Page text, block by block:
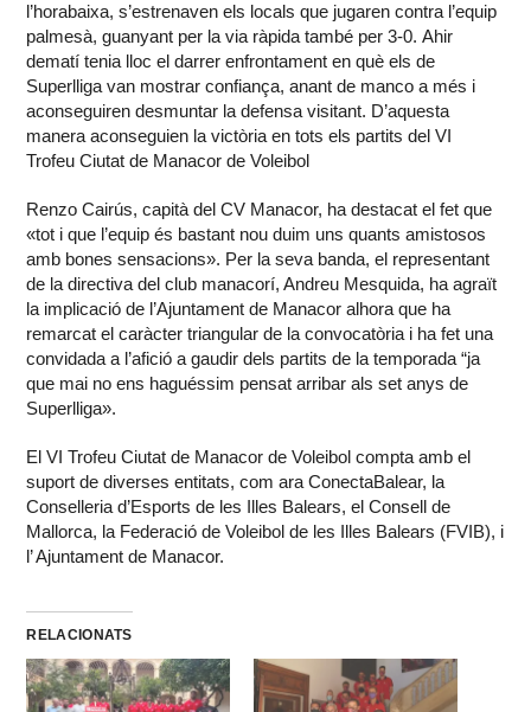
l’horabaixa, s’estrenaven els locals que jugaren contra l’equip
palmesà, guanyant per la via ràpida també per 3-0. Ahir
dematí tenia lloc el darrer enfrontament en què els de
Superlliga van mostrar confiança, anant de manco a més i
aconseguiren desmuntar la defensa visitant. D’aquesta
manera aconseguien la victòria en tots els partits del VI
Trofeu Ciutat de Manacor de Voleibol
Renzo Cairús, capità del CV Manacor, ha destacat el fet que
«tot i que l’equip és bastant nou duim uns quants amistosos
amb bones sensacions». Per la seva banda, el representant
de la directiva del club manacorí, Andreu Mesquida, ha agraït
la implicació de l’Ajuntament de Manacor alhora que ha
remarcat el caràcter triangular de la convocatòria i ha fet una
convidada a l’afició a gaudir dels partits de la temporada “ja
que mai no ens haguéssim pensat arribar als set anys de
Superlliga».
El VI Trofeu Ciutat de Manacor de Voleibol compta amb el
suport de diverses entitats, com ara ConectaBalear, la
Conselleria d’Esports de les Illes Balears, el Consell de
Mallorca, la Federació de Voleibol de les Illes Balears (FVIB), i
l’ Ajuntament de Manacor.
RELACIONATS